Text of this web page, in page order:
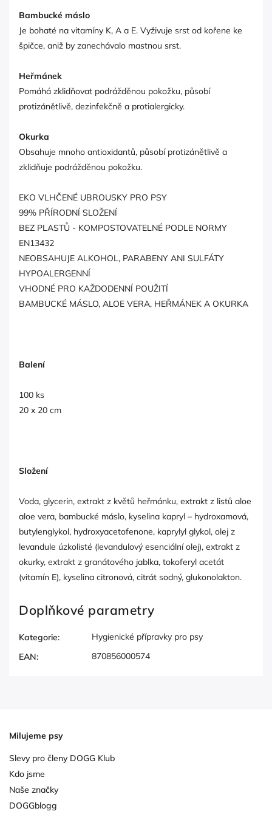
Bambucké máslo
Je bohaté na vitamíny K, A a E. Vyživuje srst od kořene ke
špičce, aniž by zanechávalo mastnou srst.
Heřmánek
Pomáhá zklidňovat podrážděnou pokožku, působí
protizánětlivě, dezinfekčně a protialergicky.
Okurka
Obsahuje mnoho antioxidantů, působí protizánětlivě a
zklidňuje podrážděnou pokožku.
EKO VLHČENÉ UBROUSKY PRO PSY
99% PŘÍRODNÍ SLOŽENÍ
BEZ PLASTŮ - KOMPOSTOVATELNÉ PODLE NORMY
EN13432
NEOBSAHUJE ALKOHOL, PARABENY ANI SULFÁTY
HYPOALERGENNÍ
VHODNÉ PRO KAŽDODENNÍ POUŽITÍ
BAMBUCKÉ MÁSLO, ALOE VERA, HEŘMÁNEK A OKURKA
Balení
100 ks
20 x 20 cm
Složení
Voda, glycerin, extrakt z květů heřmánku, extrakt z listů aloe
aloe vera, bambucké máslo, kyselina kapryl – hydroxamová,
butylenglykol, hydroxyacetofenone, kaprylyl glykol, olej z
levandule úzkolisté (levandulový esenciální olej), extrakt z
okurky, extrakt z granátového jablka, tokoferyl acetát
(vitamín E), kyselina citronová, citrát sodný, glukonolakton.
Doplňkové parametry
Kategorie:
Hygienické přípravky pro psy
EAN: 870856000574
Milujeme psy
Slevy pro členy DOGG Klub
Kdo jsme
Naše značky
DOGGblogg